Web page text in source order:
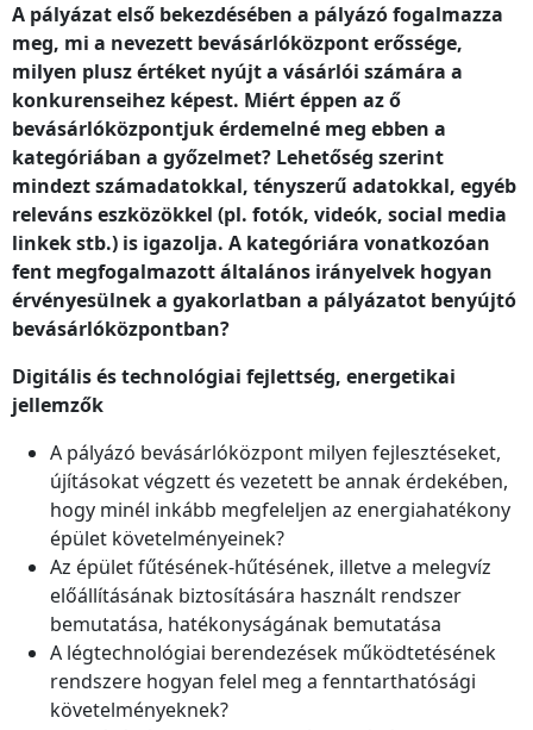
A pályázat első bekezdésében a pályázó fogalmazza
meg, mi a nevezett bevásárlóközpont erőssége,
milyen plusz értéket nyújt a vásárlói számára a
konkurenseihez képest. Miért éppen az ő
bevásárlóközpontjuk érdemelné meg ebben a
kategóriában a győzelmet? Lehetőség szerint
mindezt számadatokkal, tényszerű adatokkal, egyéb
releváns eszközökkel (pl. fotók, videók, social media
linkek stb.) is igazolja. A kategóriára vonatkozóan
fent megfogalmazott általános irányelvek hogyan
érvényesülnek a gyakorlatban a pályázatot benyújtó
bevásárlóközpontban?
Digitális és technológiai fejlettség, energetikai
jellemzők
A pályázó bevásárlóközpont milyen fejlesztéseket,
újításokat végzett és vezetett be annak érdekében,
hogy minél inkább megfeleljen az energiahatékony
épület követelményeinek?
Az épület fűtésének-hűtésének, illetve a melegvíz
előállításának biztosítására használt rendszer
bemutatása, hatékonyságának bemutatása
A légtechnológiai berendezések működtetésének
rendszere hogyan felel meg a fenntarthatósági
követelményeknek?